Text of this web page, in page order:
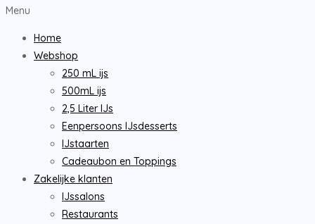
Menu
Home
Webshop
250 mL ijs
500mL ijs
2,5 Liter IJs
Eenpersoons IJsdesserts
IJstaarten
Cadeaubon en Toppings
Zakelijke klanten
IJssalons
Restaurants